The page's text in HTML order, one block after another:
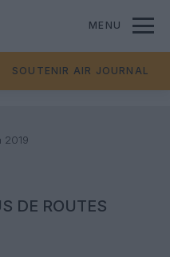
MENU
SOUTENIR AIR JOURNAL
2019
DE ROUTES